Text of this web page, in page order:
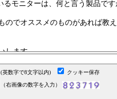
(英数字で8文字以内) クッキー保存
（右画像の数字を入力）